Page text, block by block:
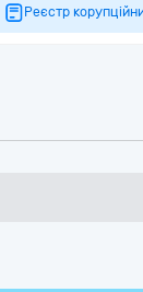
Реєстр